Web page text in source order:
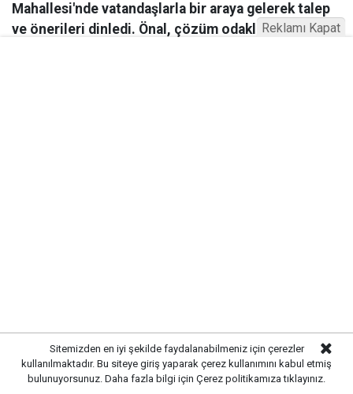
Mahallesi'nde vatandaşlarla bir araya gelerek talep
ve önerileri dinledi. Önal, çözüm odaklı
Sitemizden en iyi şekilde faydalanabilmeniz için çerezler
kullanılmaktadır. Bu siteye giriş yaparak çerez kullanımını kabul etmiş
bulunuyorsunuz. Daha fazla bilgi için Çerez politikamıza tıklayınız.
Reklamı Kapat